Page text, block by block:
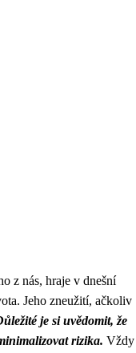
z nás, hraje v dnešní
Jeho zneužití, ačkoliv
je si uvědomit, že
rizika. Vždy